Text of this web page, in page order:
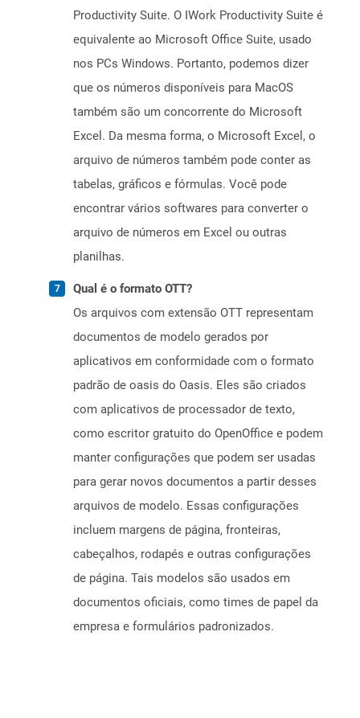
Productivity Suite. O IWork Productivity Suite é
equivalente ao Microsoft Office Suite, usado
nos PCs Windows. Portanto, podemos dizer
que os números disponíveis para MacOS
também são um concorrente do Microsoft
Excel. Da mesma forma, o Microsoft Excel, o
arquivo de números também pode conter as
tabelas, gráficos e fórmulas. Você pode
encontrar vários softwares para converter o
arquivo de números em Excel ou outras
planilhas.
Qual é o formato OTT?
Os arquivos com extensão OTT representam
documentos de modelo gerados por
aplicativos em conformidade com o formato
padrão de oasis do Oasis. Eles são criados
com aplicativos de processador de texto,
como escritor gratuito do OpenOffice e podem
manter configurações que podem ser usadas
para gerar novos documentos a partir desses
arquivos de modelo. Essas configurações
incluem margens de página, fronteiras,
cabeçalhos, rodapés e outras configurações
de página. Tais modelos são usados ​​em
documentos oficiais, como times de papel da
empresa e formulários padronizados.